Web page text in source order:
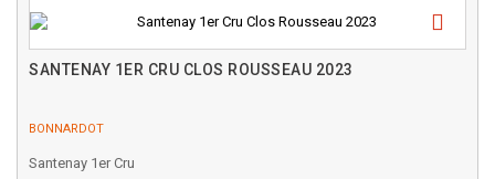
SANTENAY 1ER CRU CLOS ROUSSEAU 2023
BONNARDOT
Santenay 1er Cru